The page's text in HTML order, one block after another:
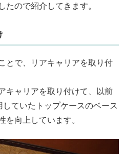
たので紹介してきます。
とで、リアキャリアを取り付
キャリアを取り付けて、以前
ていたトップケースのベース
を向上しています。